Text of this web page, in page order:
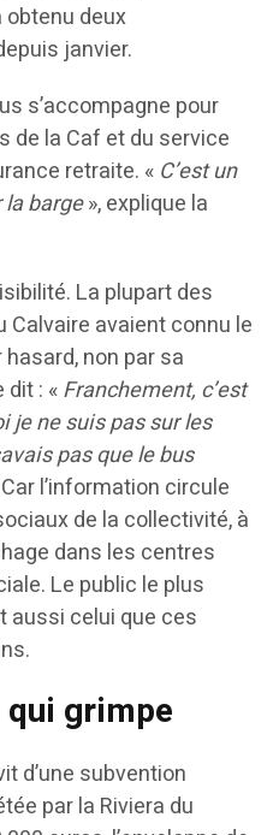
obtenu deux
janvier.
s’accompagne pour
de la Caf et du service
retraite. « C’est un
barge», explique la
La plupart des
avaient connu le
non par sa
: «Franchement, c’est
je ne suis pas sur les
pas que le bus
l’information circule
de la collectivité, à
dans les centres
Le public le plus
aussi celui que ces
qui grimpe
d’une subvention
par la Riviera du